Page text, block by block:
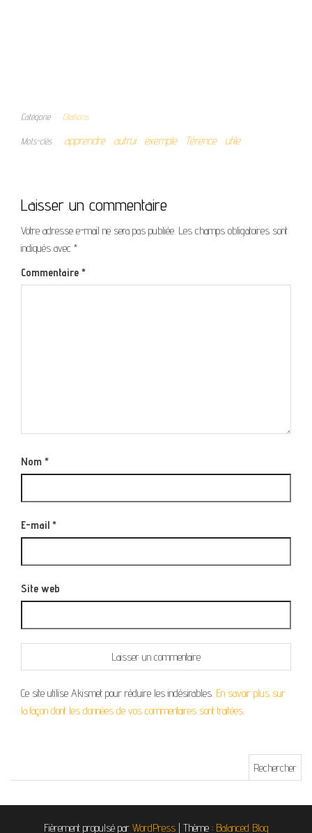
Catégorie Citations
Mots-clés apprendre autrui exemple Térence utile
Laisser un commentaire
Votre adresse e-mail ne sera pas publiée. Les champs obligatoires sont
indiqués avec *
Commentaire *
Nom *
E-mail *
Site web
Ce site utilise Akismet pour réduire les indésirables. En savoir plus sur
la façon dont les données de vos commentaires sont traitées.
Fièrement propulsé par WordPress | Thème : Balanced Blog